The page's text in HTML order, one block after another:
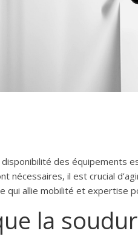
des équipements
nécessaires, il est crucial
qui allie mobilité et expertise
la